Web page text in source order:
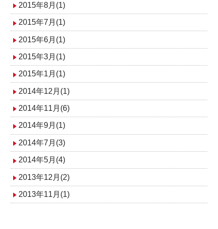
2015年8月(1)
2015年7月(1)
2015年6月(1)
2015年3月(1)
2015年1月(1)
2014年12月(1)
2014年11月(6)
2014年9月(1)
2014年7月(3)
2014年5月(4)
2013年12月(2)
2013年11月(1)